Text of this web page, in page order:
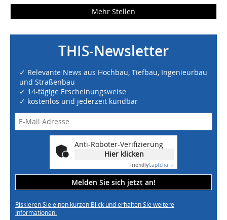
Mehr Stellen
THIS-Newsletter
✓ Relevante News aus Hochbau, Tiefbau, Ingenieurbau
und Straßenbau
✓ 14-tägige Erscheinungsweise
✓ kostenlos und jederzeit kündbar
Anti-Roboter-Verifizierung
Hier klicken
FriendlyCaptcha ⇗
Melden Sie sich jetzt an!
Riskieren Sie einen kurzen Blick und erhalten Sie weitere
Informationen.